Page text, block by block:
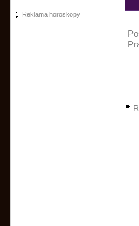
Reklama horoskopy